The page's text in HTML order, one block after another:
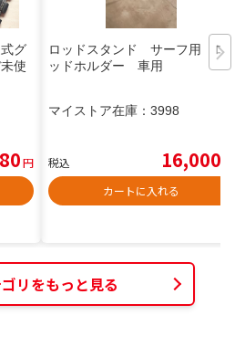
グ
使
円
ロッドスタンド サーフ用 ロ
ッドホルダー 車用
マイストア在庫： 3998
税込 16,000
カートに入れる
リをもっと見る